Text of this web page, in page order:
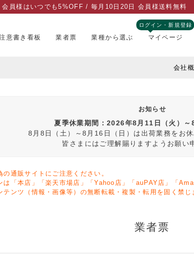
会員様はいつでも5%OFF / 毎月10日20日 会員様送料無料
意書き看板 業者票 業種から選ぶ
ログイン・新規登録
マイページ
会社
お知らせ
夏季休業期間：2026年8月11日（火）～
8月8日（土）～8月16日（日）は出荷業務をお休
皆さまにはご理解賜りますようお願い
の通販サイトにご注意ください。
は「本店」「楽天市場店」「Yahoo店」「auPAY店」「
テンツ（情報・画像等）の無断転載・複製・転用を固く禁じ
業者票